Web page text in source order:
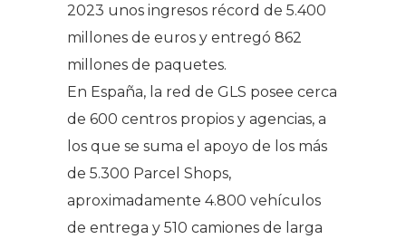
2023 unos ingresos récord de 5.400
millones de euros y entregó 862
millones de paquetes.
En España, la red de GLS posee cerca
de 600 centros propios y agencias, a
los que se suma el apoyo de los más
de 5.300 Parcel Shops,
aproximadamente 4.800 vehículos
de entrega y 510 camiones de larga